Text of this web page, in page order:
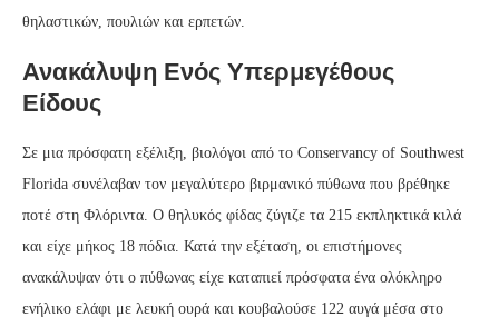
θηλαστικών, πουλιών και ερπετών.
Ανακάλυψη Ενός Υπερμεγέθους
Είδους
Σε μια πρόσφατη εξέλιξη, βιολόγοι από το Conservancy of Southwest
Florida συνέλαβαν τον μεγαλύτερο βιρμανικό πύθωνα που βρέθηκε
ποτέ στη Φλόριντα. Ο θηλυκός φίδας ζύγιζε τα 215 εκπληκτικά κιλά
και είχε μήκος 18 πόδια. Κατά την εξέταση, οι επιστήμονες
ανακάλυψαν ότι ο πύθωνας είχε καταπιεί πρόσφατα ένα ολόκληρο
ενήλικο ελάφι με λευκή ουρά και κουβαλούσε 122 αυγά μέσα στο